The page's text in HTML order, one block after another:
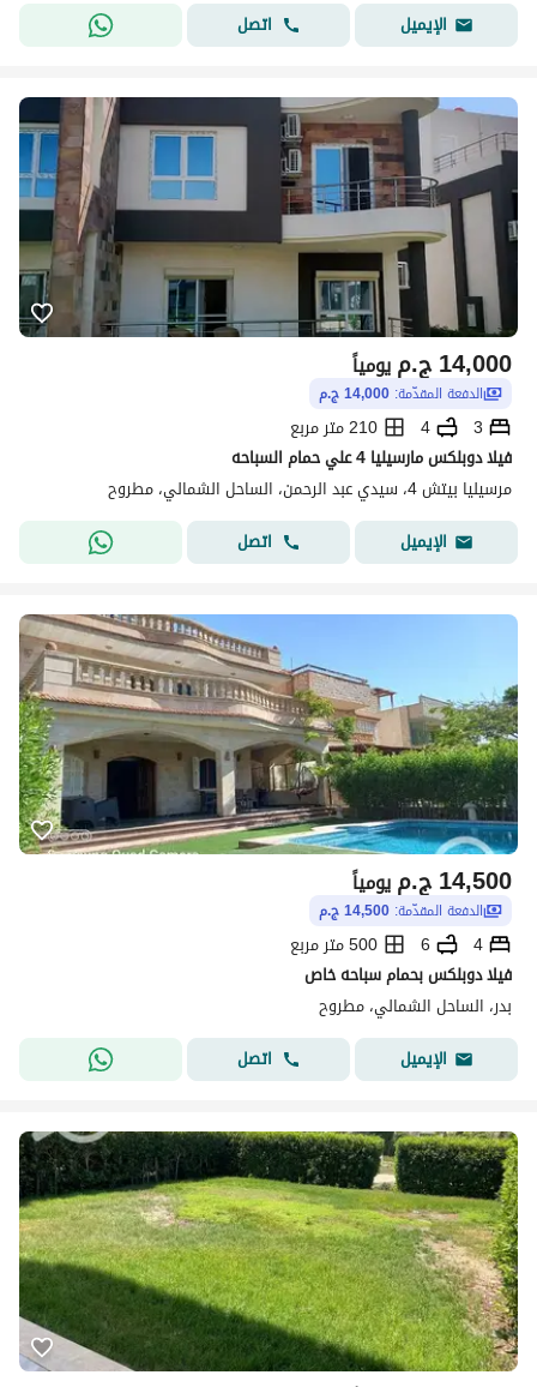
الإيميل
اتصل
ج.م14,000 يومياً
الدفعة المقدّمة: 14,000 ج.م
3
4
210 متر مربع
فيلا دوبلكس مارسيليا 4 علي حمام السباحه
مرسيليا بيتش 4، سيدي عبد الرحمن، الساحل الشمالي، مطروح
الإيميل
اتصل
ج.م14,500 يومياً
الدفعة المقدّمة: 14,500 ج.م
4
6
500 متر مربع
فيلا دوبلكس بحمام سباحه خاص
بدر، الساحل الشمالي، مطروح
الإيميل
اتصل